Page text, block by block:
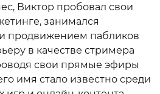
Виктор пробовал свои
занимался
продвижением пабликов
в качестве стримера
свои прямые эфиры
имя стало известно среди